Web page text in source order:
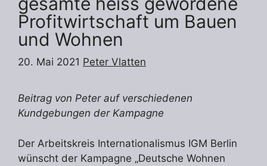
Profitwirtschaft um Bauen
und Wohnen
20. Mai 2021 Peter Vlatten
Beitrag von Peter auf verschiedenen
Kundgebungen der Kampagne
Der Arbeitskreis Internationalismus IGM Berlin
wünscht der Kampagne „Deutsche Wohnen